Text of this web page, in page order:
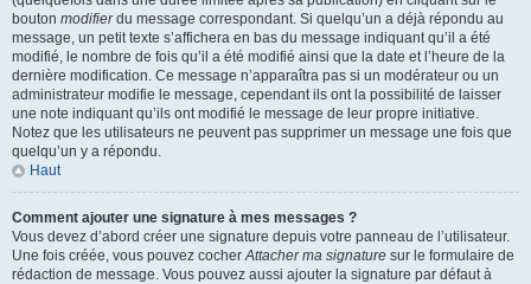
bouton modifierdu message correspondant. Si quelqu’un a déjà répondu au
message, un petit texte s’affichera en bas du message indiquant qu’il a été
modifié, le nombre de fois qu’il a été modifié ainsi que la date et l’heure de la
dernière modification. Ce message n’apparaîtra pas si un modérateur ou un
administrateur modifie le message, cependant ils ont la possibilité de laisser
une note indiquant qu’ils ont modifié le message de leur propre initiative.
Notez que les utilisateurs ne peuvent pas supprimer un message une fois que
quelqu’un y a répondu.
Haut
Comment ajouter une signature à mes messages ?
Vous devez d’abord créer une signature depuis votre panneau de l’utilisateur.
Une fois créée, vous pouvez cocherAttacher ma signature sur le formulaire de
rédaction de message. Vous pouvez aussi ajouter la signature par défaut à